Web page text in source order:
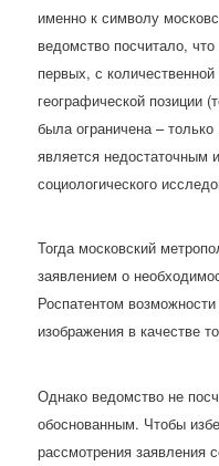
именно к символу
ведомство посчитало,
первых, с
географической позиции
была ограничена –
является недостаточным
социологического
Тогда московский
заявлением о
Роспатентом
изображения в качестве
Однако ведомство не
обоснованным. Чтобы
рассмотрения заявления